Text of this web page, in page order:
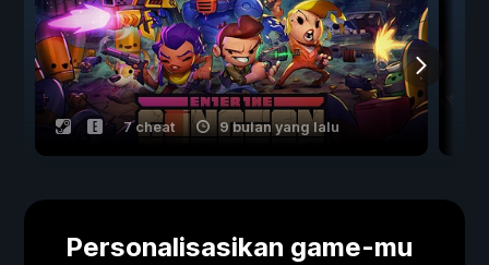
7 cheat 9 bulan yang lalu
Personalisasikan game-mu